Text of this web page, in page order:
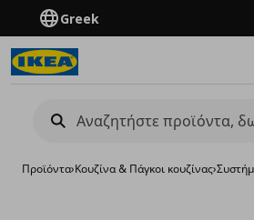
Greek
Προϊόντα›Κουζίνα & Πάγκοι κουζίνας›